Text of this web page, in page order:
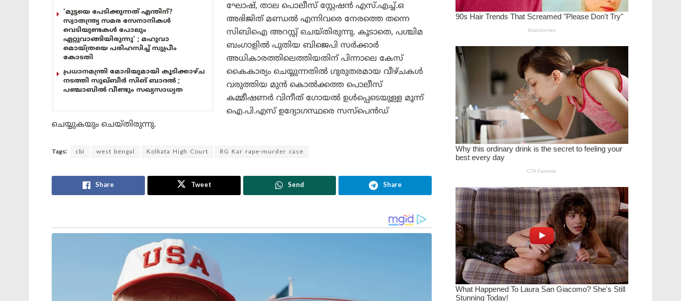
‘മുട്ടയെ പേടിക്കുന്നത് എന്തിന്?
സ്വാതന്ത്ര്യ സമര സേനാനികൾ
വെടിയുണ്ടകൾ പോലും
ഏറ്റുവാങ്ങിയിരുന്നു’ ; മഹുവാ
മൊയ്ത്രയെ പരിഹസിച്ച് സുപ്രീം
കോടതി
പ്രധാനമന്ത്രി മോദിയുമായി കൂടിക്കാഴ്ച
നടത്തി സുഖ്ബീർ സിങ് ബാദൽ ;
പഞ്ചാബിൽ വീണ്ടും സഖ്യസാധ്യത
ഘോഷ്, താല പൊലീസ് സ്റ്റേഷൻ എസ്.എച്ച്.ഒ
അഭിജിത് മണ്ഡൽ എന്നിവരെ നേരത്തെ തന്നെ
സിബിഐ അറസ്റ്റ് ചെയ്തിരുന്നു. കൂടാതെ, പശ്ചിമ
ബംഗാളിൽ പുതിയ ബിജെപി സർക്കാർ
അധികാരത്തിലെത്തിയതിന് പിന്നാലെ കേസ്
കൈകാര്യം ചെയ്യുന്നതിൽ ഗുരുതരമായ വീഴ്ചകൾ
വരുത്തിയ മുൻ കൊൽക്കത്ത പൊലീസ്
കമ്മീഷണർ വിനീത് ഗോയൽ ഉൾപ്പെടെയുള്ള മൂന്ന്
ഐ.പി.എസ് ഉദ്യോഗസ്ഥരെ സസ്പെൻഡ്
ചെയ്യുകയും ചെയ്തിരുന്നു.
Tags: cbi west bengal Kolkata High Court RG Kar rape-murder case
Share Tweet Send Share